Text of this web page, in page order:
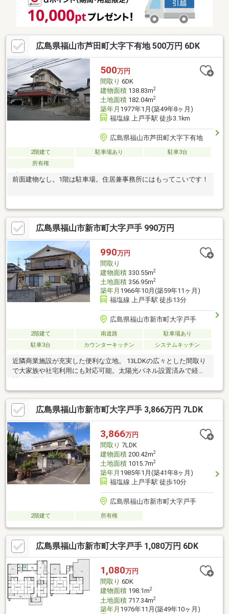
広島県福山市芦田町大字下有地 500万円 6DK
500万円
間取り 6DK
建物面積138.83m2
土地面積182.04m2
築年月 1977年1月(築49年8ヶ月)
福塩線 上戸手駅 徒歩3.1km
広島県福山市芦田町大字下有地
2階建て 駐車場あり
駐車3台
所有権
前面建物なし。1階は駐車場。住居兼事務所にはもってこいです！
広島県福山市新市町大字戸手 990万円
990万円
間取り
建物面積330.55m2
土地面積356.95m2
築年月 1966年10月(築59年11ヶ月)
福塩線 上戸手駅 徒歩13分
広島県福山市新市町大字戸手
2階建て 南道路
駐車場あり
駐車3台
カウンターキッチン システムキッチン
近隣商業施設が充実した便利な立地。 13LDKの広々とした間取り
で大家族や社宅利用にも対応可能。太陽光パネル設置済みで経済
広島県福山市新市町大字戸手 3,866万円 7LDK
3,866万円
間取り 7LDK
建物面積200.42m2
土地面積1015.7m2
築年月 1985年1月(築41年8ヶ月)
福塩線 上戸手駅 徒歩10分
広島県福山市新市町大字戸手
2階建て 所有権
広島県福山市新市町大字戸手 1,080万円 6DK
1,080万円
間取り 6DK
建物面積198.1m2
土地面積717.34m2
築年月 1976年11月(築49年10ヶ月)